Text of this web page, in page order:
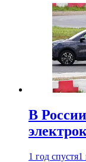
В
1 год спустя1